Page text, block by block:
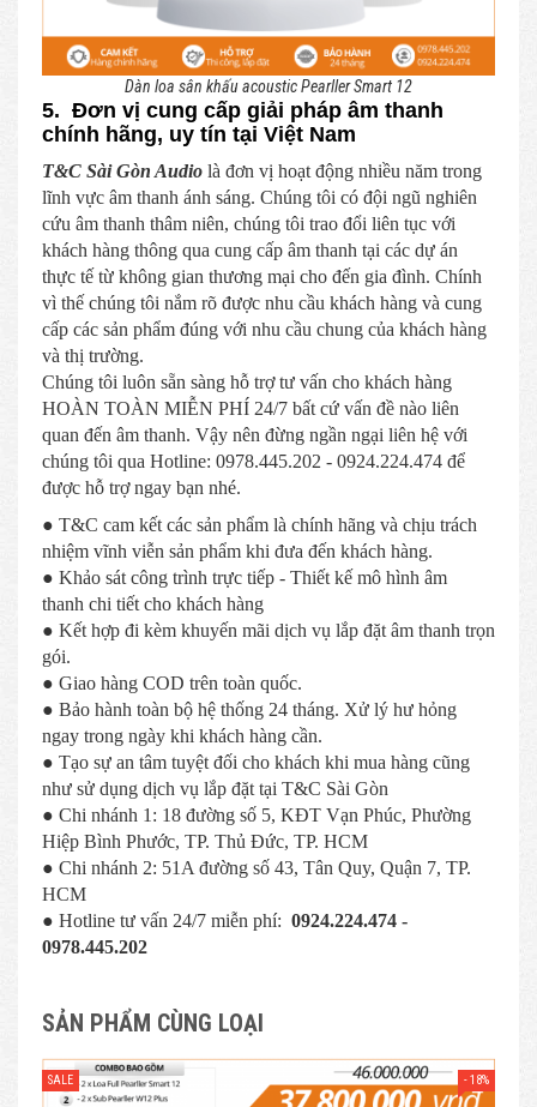
Dàn loa sân khấu acoustic Pearller Smart 12
5. Đơn vị cung cấp giải pháp âm thanh
chính hãng, uy tín tại Việt Nam
T&C Sài Gòn Audio là đơn vị hoạt động nhiều năm trong
lĩnh vực âm thanh ánh sáng. Chúng tôi có đội ngũ nghiên
cứu âm thanh thâm niên, chúng tôi trao đổi liên tục với
khách hàng thông qua cung cấp âm thanh tại các dự án
thực tế từ không gian thương mại cho đến gia đình. Chính
vì thế chúng tôi nắm rõ được nhu cầu khách hàng và cung
cấp các sản phẩm đúng với nhu cầu chung của khách hàng
và thị trường.
Chúng tôi luôn sẵn sàng hỗ trợ tư vấn cho khách hàng
HOÀN TOÀN MIỄN PHÍ 24/7 bất cứ vấn đề nào liên
quan đến âm thanh. Vậy nên đừng ngần ngại liên hệ với
chúng tôi qua Hotline: 0978.445.202 - 0924.224.474 để
được hỗ trợ ngay bạn nhé.
● T&C cam kết các sản phẩm là chính hãng và chịu trách
nhiệm vĩnh viễn sản phẩm khi đưa đến khách hàng.
● Khảo sát công trình trực tiếp - Thiết kế mô hình âm
thanh chi tiết cho khách hàng
● Kết hợp đi kèm khuyến mãi dịch vụ lắp đặt âm thanh trọn
gói.
● Giao hàng COD trên toàn quốc.
● Bảo hành toàn bộ hệ thống 24 tháng. Xử lý hư hỏng
ngay trong ngày khi khách hàng cần.
● Tạo sự an tâm tuyệt đối cho khách khi mua hàng cũng
như sử dụng dịch vụ lắp đặt tại T&C Sài Gòn
● Chi nhánh 1: 18 đường số 5, KĐT Vạn Phúc, Phường
Hiệp Bình Phước, TP. Thủ Đức, TP. HCM
● Chi nhánh 2: 51A đường số 43, Tân Quy, Quận 7, TP.
HCM
● Hotline tư vấn 24/7 miễn phí: 0924.224.474 -
0978.445.202
SẢN PHẨM CÙNG LOẠI
SALE - 18%